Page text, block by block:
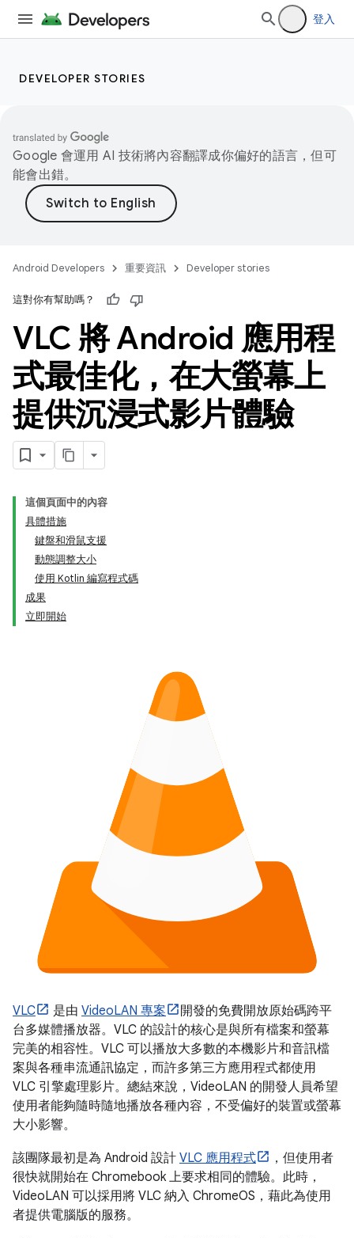
登入
DEVELOPER STORIES
Google 會運用 AI 技術將內容翻譯成你偏好的語言，但可
能會出錯。
Android Developers 重要資訊 Developer stories
這對你有幫助嗎？
VLC 將 Android 應用程
式最佳化，在大螢幕上
提供沉浸式影片體驗
這個頁面中的內容
具體措施
鍵盤和滑鼠支援
動態調整大小
使用 Kotlin 編寫程式碼
成果
立即開始
VLC 是由 VideoLAN 專案
開發的免費開放原始碼跨平
台多媒體播放器。VLC 的設計的核心是與所有檔案和螢幕
完美的相容性。VLC 可以播放大多數的本機影片和音訊檔
案與各種串流通訊協定，而許多第三方應用程式都使用
VLC 引擎處理影片。總結來說，VideoLAN 的開發人員希望
使用者能夠隨時隨地播放各種內容，不受偏好的裝置或螢幕
大小影響。
該團隊最初是為 Android 設計 VLC 應用程式
，但使用者
很快就開始在 Chromebook 上要求相同的體驗。此時，
VideoLAN 可以採用將 VLC 納入 ChromeOS，藉此為使用
者提供電腦版的服務。